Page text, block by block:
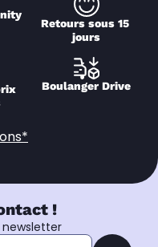
Retours sous 15
jours
Boulanger Drive
!